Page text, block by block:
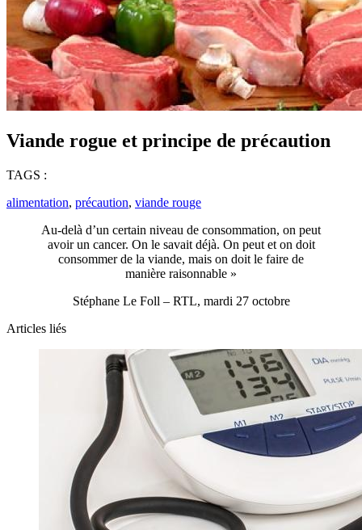
Viande rogue et principe de précaution
TAGS :
alimentation, précaution, viande rouge
Au-delà d’un certain niveau de consommation, on peut
avoir un cancer. On le savait déjà. On peut et on doit
consommer de la viande, mais on doit le faire de
manière raisonnable »
Stéphane Le Foll – RTL, mardi 27 octobre
Articles liés